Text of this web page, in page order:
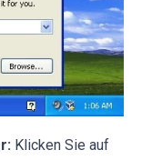
Klicken Sie auf